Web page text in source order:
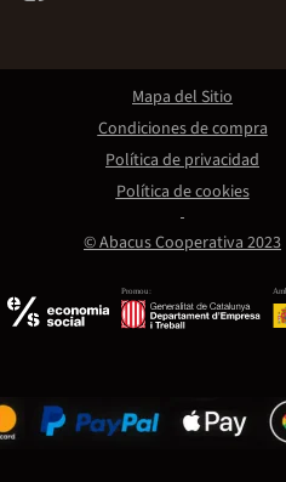
Promou:
© Abacus Cooperativa 2023
Mapa del Sitio
Condiciones de compra
Política de privacidad
Política de cookies